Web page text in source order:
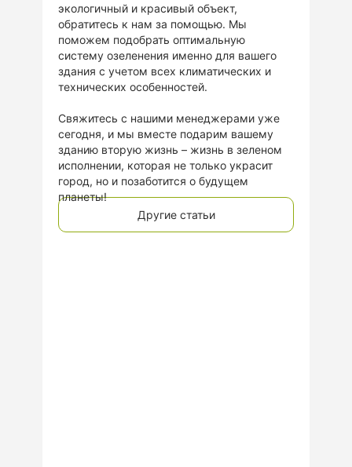
Другие статьи
экологичный и красивый объект,
обратитесь к нам за помощью. Мы
поможем подобрать оптимальную
систему озеленения именно для вашего
здания с учетом всех климатических и
технических особенностей.
Свяжитесь с нашими менеджерами уже
сегодня, и мы вместе подарим вашему
зданию вторую жизнь – жизнь в зеленом
исполнении, которая не только украсит
город, но и позаботится о будущем
планеты!